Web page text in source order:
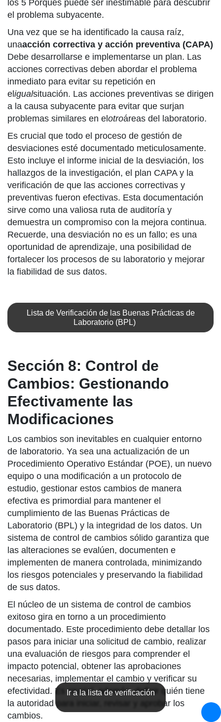
Ir a la lista de verificación
los 5 Porqués puede ser inestimable para descubrir
el problema subyacente.
Una vez que se ha identificado la causa raíz,
unaacción correctiva y acción preventiva (CAPA)
Debe desarrollarse e implementarse un plan. Las
acciones correctivas deben abordar el problema
inmediato para evitar su repetición en
el igualsituación. Las acciones preventivas se dirigen
a la causa subyacente para evitar que surjan
problemas similares en el otroáreas del laboratorio.
Es crucial que todo el proceso de gestión de
desviaciones esté documentado meticulosamente.
Esto incluye el informe inicial de la desviación, los
hallazgos de la investigación, el plan CAPA y la
verificación de que las acciones correctivas y
preventivas fueron efectivas. Esta documentación
sirve como una valiosa ruta de auditoría y
demuestra un compromiso con la mejora continua.
Recuerde, una desviación no es un fallo; es una
oportunidad de aprendizaje, una posibilidad de
fortalecer los procesos de su laboratorio y mejorar
la fiabilidad de sus datos.
Lista de Verificación de las Buenas Prácticas de
Laboratorio (BPL)
Sección 8: Control de
Cambios: Gestionando
Efectivamente las
Modificaciones
Los cambios son inevitables en cualquier entorno
de laboratorio. Ya sea una actualización de un
Procedimiento Operativo Estándar (POE), un nuevo
equipo o una modificación a un protocolo de
estudio, gestionar estos cambios de manera
efectiva es primordial para mantener el
cumplimiento de las Buenas Prácticas de
Laboratorio (BPL) y la integridad de los datos. Un
sistema de control de cambios sólido garantiza que
las alteraciones se evalúen, documenten e
implementen de manera controlada, minimizando
los riesgos potenciales y preservando la fiabilidad
de sus datos.
El núcleo de un sistema de control de cambios
exitoso gira en torno a un procedimiento
documentado. Este procedimiento debe detallar los
pasos para iniciar una solicitud de cambio, realizar
una evaluación de riesgos para comprender el
impacto potencial, obtener las aprobaciones
necesarias, implementar el cambio y verificar su
efectividad. Es crucial, además, definir quién tiene
la autoridad para iniciar, revisar y aprobar los
cambios.